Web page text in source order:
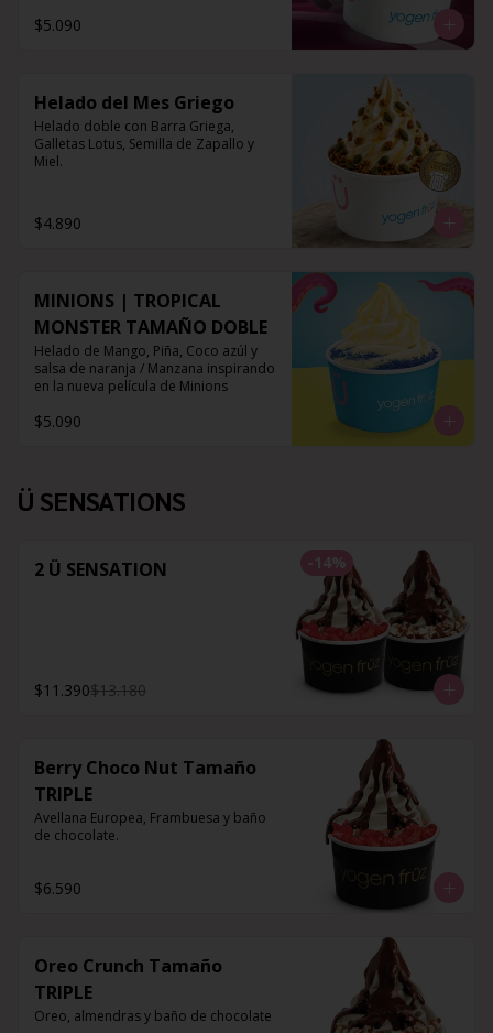
$5.090
Helado del Mes Griego
Helado doble con Barra Griega,
Galletas Lotus, Semilla de Zapallo y
Miel.
$4.890
MINIONS | TROPICAL
MONSTER TAMAÑO DOBLE
Helado de Mango, Piña, Coco azúl y
salsa de naranja / Manzana inspirando
en la nueva película de Minions
$5.090
Ü SENSATIONS
-14%
2 Ü SENSATION
$11.390$13.180
Berry Choco Nut Tamaño
TRIPLE
Avellana Europea, Frambuesa y baño
de chocolate.
$6.590
Oreo Crunch Tamaño
TRIPLE
Oreo, almendras y baño de chocolate